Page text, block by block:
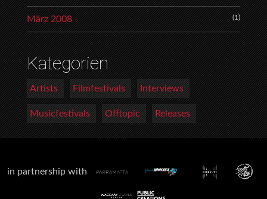
März 2008 (1)
Kategorien
Artists Filmfestivals Interviews
Musicfestivals Offtopic Releases
in partnership with